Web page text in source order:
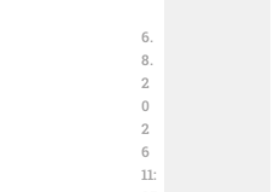
6.
8.
2
0
2
6
11: